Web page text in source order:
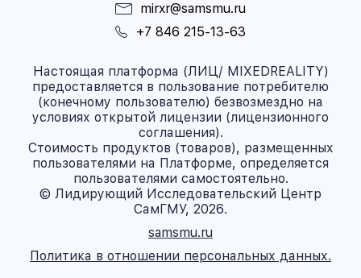
mirxr@samsmu.ru
+7 846 215-13-63
Настоящая платформа (ЛИЦ/ MIXEDREALITY)
предоставляется в пользование потребителю
(конечному пользователю) безвозмездно на
условиях открытой лицензии (лицензионного
соглашения).
Стоимость продуктов (товаров), размещенных
пользователями на Платформе, определяется
пользователями самостоятельно.
© Лидирующий Исследовательский Центр
СамГМУ, 2026.
samsmu.ru
Политика в отношении персональных данных.